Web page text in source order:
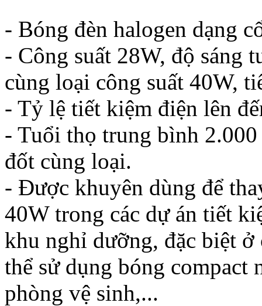
- Bóng đèn halogen dạng
- Công suất 28W, độ sáng
cùng loại công suất 40W,
- Tỷ lệ tiết kiệm điện lên
- Tuổi thọ trung bình
đốt cùng loại.
- Được khuyên dùng để
40W trong các dự án tiết
khu nghỉ dưỡng, đặc biệt
thể sử dụng bóng compact
phòng vệ sinh,...